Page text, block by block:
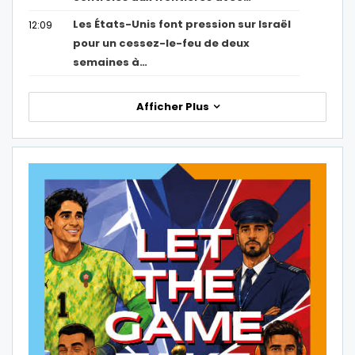
12:09
Les États-Unis font pression sur Israël
pour un cessez-le-feu de deux
semaines à…
Afficher Plus